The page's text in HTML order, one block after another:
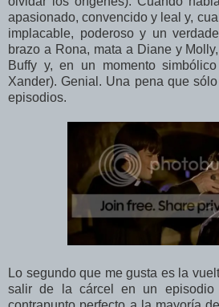
apasionado, convencido y leal y,
implacable, poderoso y un
brazo a Rona, mata a Diane y
Buffy y, en un momento
Xander). Genial. Una pena que
episodios.
Lo segundo que me gusta es la
salir de la cárcel en un